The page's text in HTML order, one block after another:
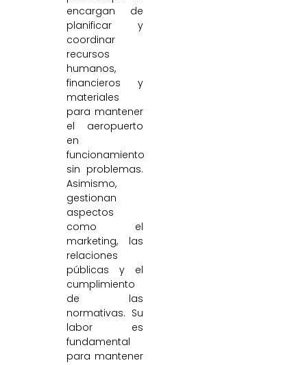
encargan de
planificar y
coordinar
recursos
humanos,
financieros y
materiales
para mantener
el aeropuerto
en
funcionamiento
sin problemas.
Asimismo,
gestionan
aspectos
como el
marketing, las
relaciones
públicas y el
cumplimiento
de las
normativas. Su
labor es
fundamental
para mantener